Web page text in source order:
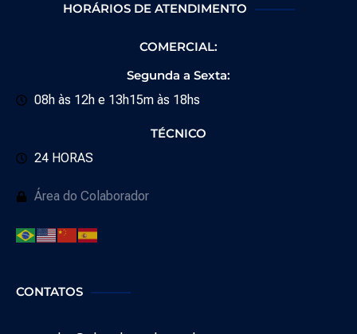
HORÁRIOS DE ATENDIMENTO
COMERCIAL:
Segunda a Sexta:
08h às 12h e 13h15m às 18hs
TÉCNICO
24 HORAS
Área do Colaborador
CONTATOS